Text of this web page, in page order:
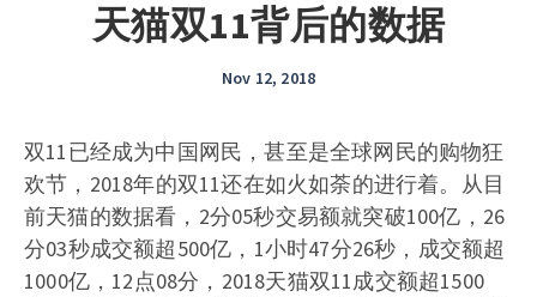
天猫双11背后的数据
Nov 12, 2018
双11已经成为中国网民，甚至是全球网民的购物狂
欢节，2018年的双11还在如火如荼的进行着。从目
前天猫的数据看，2分05秒交易额就突破100亿，26
分03秒成交额超500亿，1小时47分26秒，成交额超
1000亿，12点08分，2018天猫双11成交额超1500